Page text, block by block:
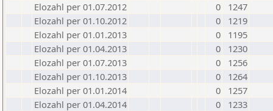
Elozahl per 01.07.2012
0
1247
Elozahl per 01.10.2012
0
1219
Elozahl per 01.01.2013
0
1195
Elozahl per 01.04.2013
0
1230
Elozahl per 01.07.2013
0
1256
Elozahl per 01.10.2013
0
1264
Elozahl per 01.01.2014
0
1257
Elozahl per 01.04.2014
0
1233